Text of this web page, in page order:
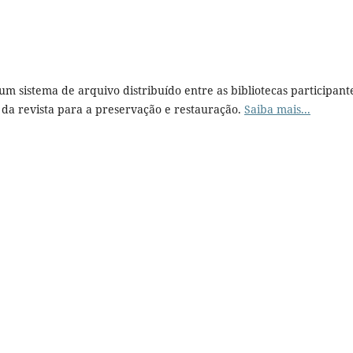
sistema de arquivo distribuído entre as bibliotecas
revista para a preservação e restauração. Saiba mais...